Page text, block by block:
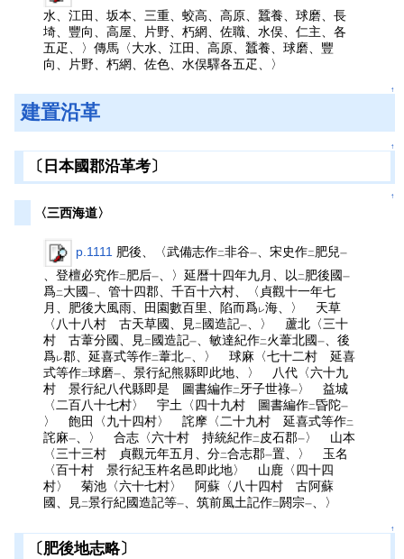
水、江田、坂本、三重、蛟高、高原、蠶養、球磨、長
埼、豐向、高屋、片野、朽網、佐職、水俣、仁主、各
五疋、〉傳馬〈大水、江田、高原、蠶養、球磨、豐
向、片野、朽網、佐色、水俣驛各五疋、〉
↑
建置沿革
↑
〔日本國郡沿革考〕
↑
〈三西海道〉
p.1111 肥後、〈武備志作二非谷一 、宋史作二肥兒一
、登檀必究作二肥后一、〉延暦十四年九月、以二肥後國一
爲二大國一、管十四郡、千百十六村、〈貞觀十一年七
月、肥後大風雨、田園數百里、陷而爲レ海、〉 天草
〈八十八村 古天草國、見二國造記一、〉 蘆北〈三十
村 古葦分國、見二國造記一、敏達紀作二火葦北國一、後
爲レ郡、延喜式等作二葦北一、〉 球麻〈七十二村 延喜
式等作二球磨一、景行紀熊縣即此地、〉 八代〈六十九
村 景行紀八代縣即是 圖書編作二牙子世祿一 〉 益城
〈二百八十七村〉 宇土〈四十九村 圖書編作二昏陀一
〉 飽田〈九十四村〉 詫摩〈二十九村 延喜式等作二
詫麻一、〉 合志〈六十村 持統紀作二皮石郡一 〉 山本
〈三十三村 貞觀元年五月、分二合志郡一置、〉 玉名
〈百十村 景行紀玉杵名邑即此地〉 山鹿〈四十四
村〉 菊池〈六十七村〉 阿蘇〈八十四村 古阿蘇
國、見二景行紀國造記等一、筑前風土記作二閼宗一、〉
↑
〔肥後地志略〕